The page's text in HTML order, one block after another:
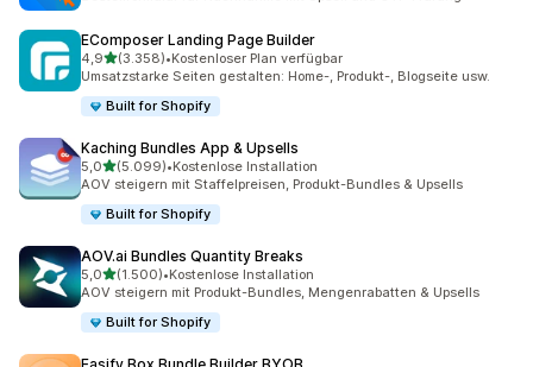
EComposer Landing Page Builder
4,9von 5 Sternen
(3.358)
3358 Rezensionen insgesamt
•Kostenloser Plan verfügbar
Umsatzstarke Seiten gestalten: Home-, Produkt-, Blogseite usw.
Built for Shopify
Kaching Bundles App & Upsells
5,0von 5 Sternen
(5.099)
5099 Rezensionen insgesamt
•Kostenlose Installation
AOV steigern mit Staffelpreisen, Produkt-Bundles & Upsells
Built for Shopify
AOV.ai Bundles Quantity Breaks
5,0von 5 Sternen
(1.500)
1500 Rezensionen insgesamt
•Kostenlose Installation
AOV steigern mit Produkt-Bundles, Mengenrabatten & Upsells
Built for Shopify